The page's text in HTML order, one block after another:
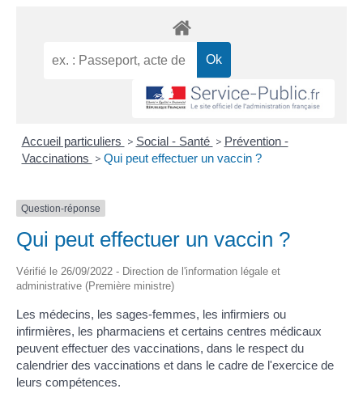
Accueil particuliers > Social - Santé > Prévention -
Vaccinations > Qui peut effectuer un vaccin ?
Question-réponse
Qui peut effectuer un vaccin ?
Vérifié le 26/09/2022 - Direction de l'information légale et
administrative (Première ministre)
Les médecins, les sages-femmes, les infirmiers ou
infirmières, les pharmaciens et certains centres médicaux
peuvent effectuer des vaccinations, dans le respect du
calendrier des vaccinations et dans le cadre de l'exercice de
leurs compétences.